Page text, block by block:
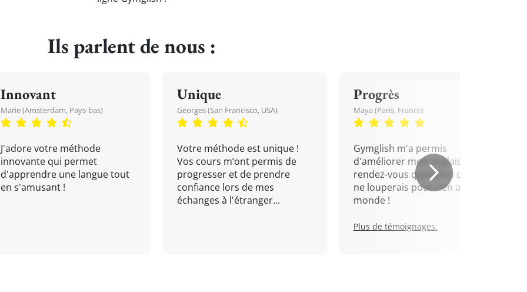
Ils parlent de nous :
Innovant
Marie (Amsterdam, Pays-bas)
J'adore votre méthode
innovante qui permet
d'apprendre une langue tout
en s'amusant !
Unique
Georges (San Francisco, USA)
Votre méthode est unique !
Vos cours m’ont permis de
progresser et de prendre
confiance lors de mes
échanges à l'étranger...
Progrès
Maya (Paris, France)
Gymglish m'a permis
d'améliorer mon anglais. Un
rendez-vous quotidien que je
ne louperais pour rien au
monde !
Plus de témoignages.